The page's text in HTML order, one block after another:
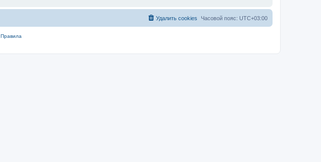
Часовой пояс: UTC+03:00
Удалить cookies
Правила